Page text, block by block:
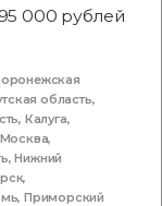
000 рублей
область,
, Калуга,
Москва,
,Нижний
,
,Приморский